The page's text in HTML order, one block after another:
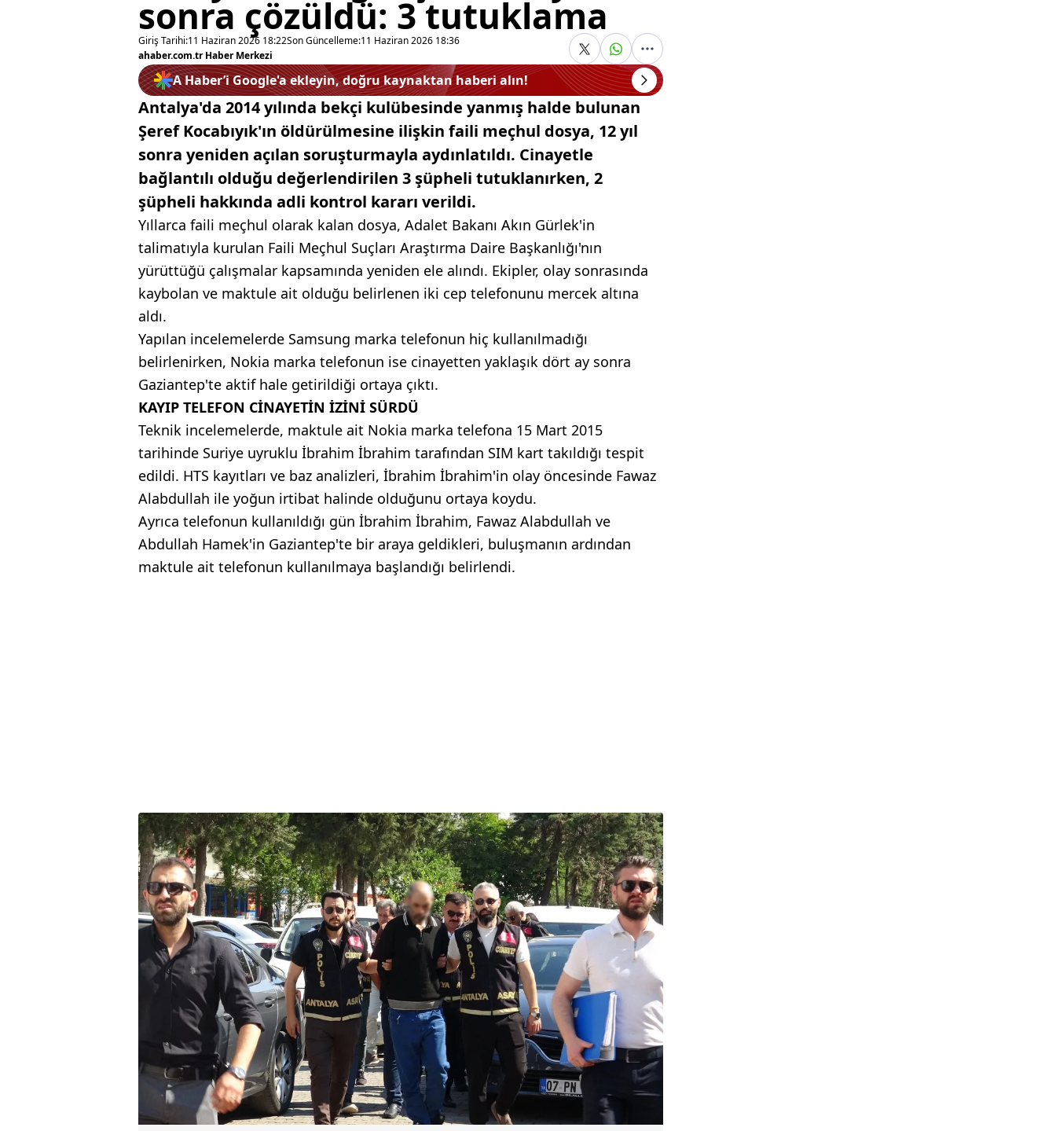
sonra çözüldü: 3 tutuklama
Giriş Tarihi:11 Haziran 2026 18:22Son Güncelleme:11 Haziran 2026 18:36
ahaber.com.tr Haber Merkezi
A Haber’i Google'a ekleyin, doğru kaynaktan haberi alın!
Antalya'da 2014 yılında bekçi kulübesinde yanmış halde bulunan
Şeref Kocabıyık'ın öldürülmesine ilişkin faili meçhul dosya, 12 yıl
sonra yeniden açılan soruşturmayla aydınlatıldı. Cinayetle
bağlantılı olduğu değerlendirilen 3 şüpheli tutuklanırken, 2
şüpheli hakkında adli kontrol kararı verildi.
Yıllarca faili meçhul olarak kalan dosya, Adalet Bakanı Akın Gürlek'in
talimatıyla kurulan Faili Meçhul Suçları Araştırma Daire Başkanlığı'nın
yürüttüğü çalışmalar kapsamında yeniden ele alındı. Ekipler, olay sonrasında
kaybolan ve maktule ait olduğu belirlenen iki cep telefonunu mercek altına
aldı.
Yapılan incelemelerde Samsung marka telefonun hiç kullanılmadığı
belirlenirken, Nokia marka telefonun ise cinayetten yaklaşık dört ay sonra
Gaziantep'te aktif hale getirildiği ortaya çıktı.
KAYIP TELEFON CİNAYETİN İZİNİ SÜRDÜ
Teknik incelemelerde, maktule ait Nokia marka telefona 15 Mart 2015
tarihinde Suriye uyruklu İbrahim İbrahim tarafından SIM kart takıldığı tespit
edildi. HTS kayıtları ve baz analizleri, İbrahim İbrahim'in olay öncesinde Fawaz
Alabdullah ile yoğun irtibat halinde olduğunu ortaya koydu.
Ayrıca telefonun kullanıldığı gün İbrahim İbrahim, Fawaz Alabdullah ve
Abdullah Hamek'in Gaziantep'te bir araya geldikleri, buluşmanın ardından
maktule ait telefonun kullanılmaya başlandığı belirlendi.